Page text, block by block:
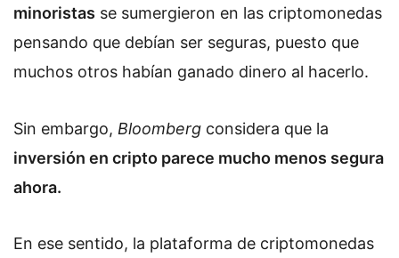
minoristas se sumergieron en las criptomonedas
pensando que debían ser seguras, puesto que
muchos otros habían ganado dinero al hacerlo.
Sin embargo, Bloomberg considera que la
inversión en cripto parece mucho menos segura
ahora.
En ese sentido, la plataforma de criptomonedas